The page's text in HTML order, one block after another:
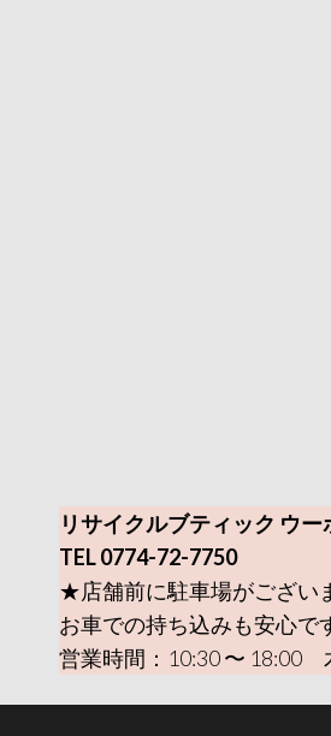
リサイクルブティック ウー
TEL 0774-72-7750
★店舗前に駐車場がござい
お車での持ち込みも安心で
営業時間：10:30 〜 18:00